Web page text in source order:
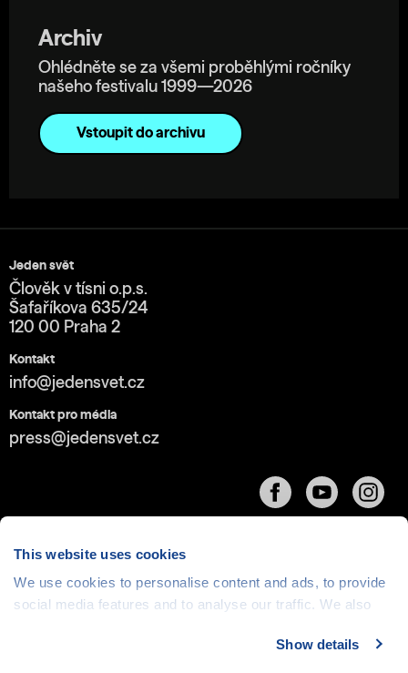
This website uses cookies
We use cookies to personalise content and ads, to provide
social media features and to analyse our traffic. We also
media, advertising and analytics partners who may
Show details
Archiv
Ohlédněte se za všemi proběhlými ročníky
našeho festivalu 1999—2026
Vstoupit do archivu
Jeden svět
Člověk v tísni o.p.s.
Šafaříkova 635/24
120 00 Praha 2
Kontakt
info@jedensvet.cz
Kontakt pro média
press@jedensvet.cz
Cookies| © 1999-2026 Člověk v tísni o.p.s., web běží